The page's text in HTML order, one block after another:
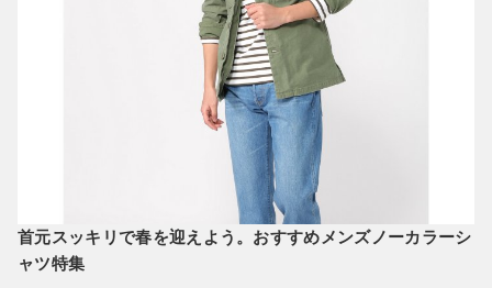
首元スッキリで春を迎えよう。おすすめメンズノーカラーシ
ャツ特集